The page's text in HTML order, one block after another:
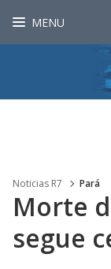
MENU
Noticias R7 Pará
Morte
segue